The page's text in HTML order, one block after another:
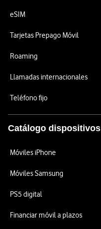
eSIM
Tarjetas Prepago Móvil
Roaming
Llamadas internacionales
Teléfono fijo
Catálogo dispositivos
Móviles iPhone
Móviles Samsung
PS5 digital
Financiar móvil a plazos